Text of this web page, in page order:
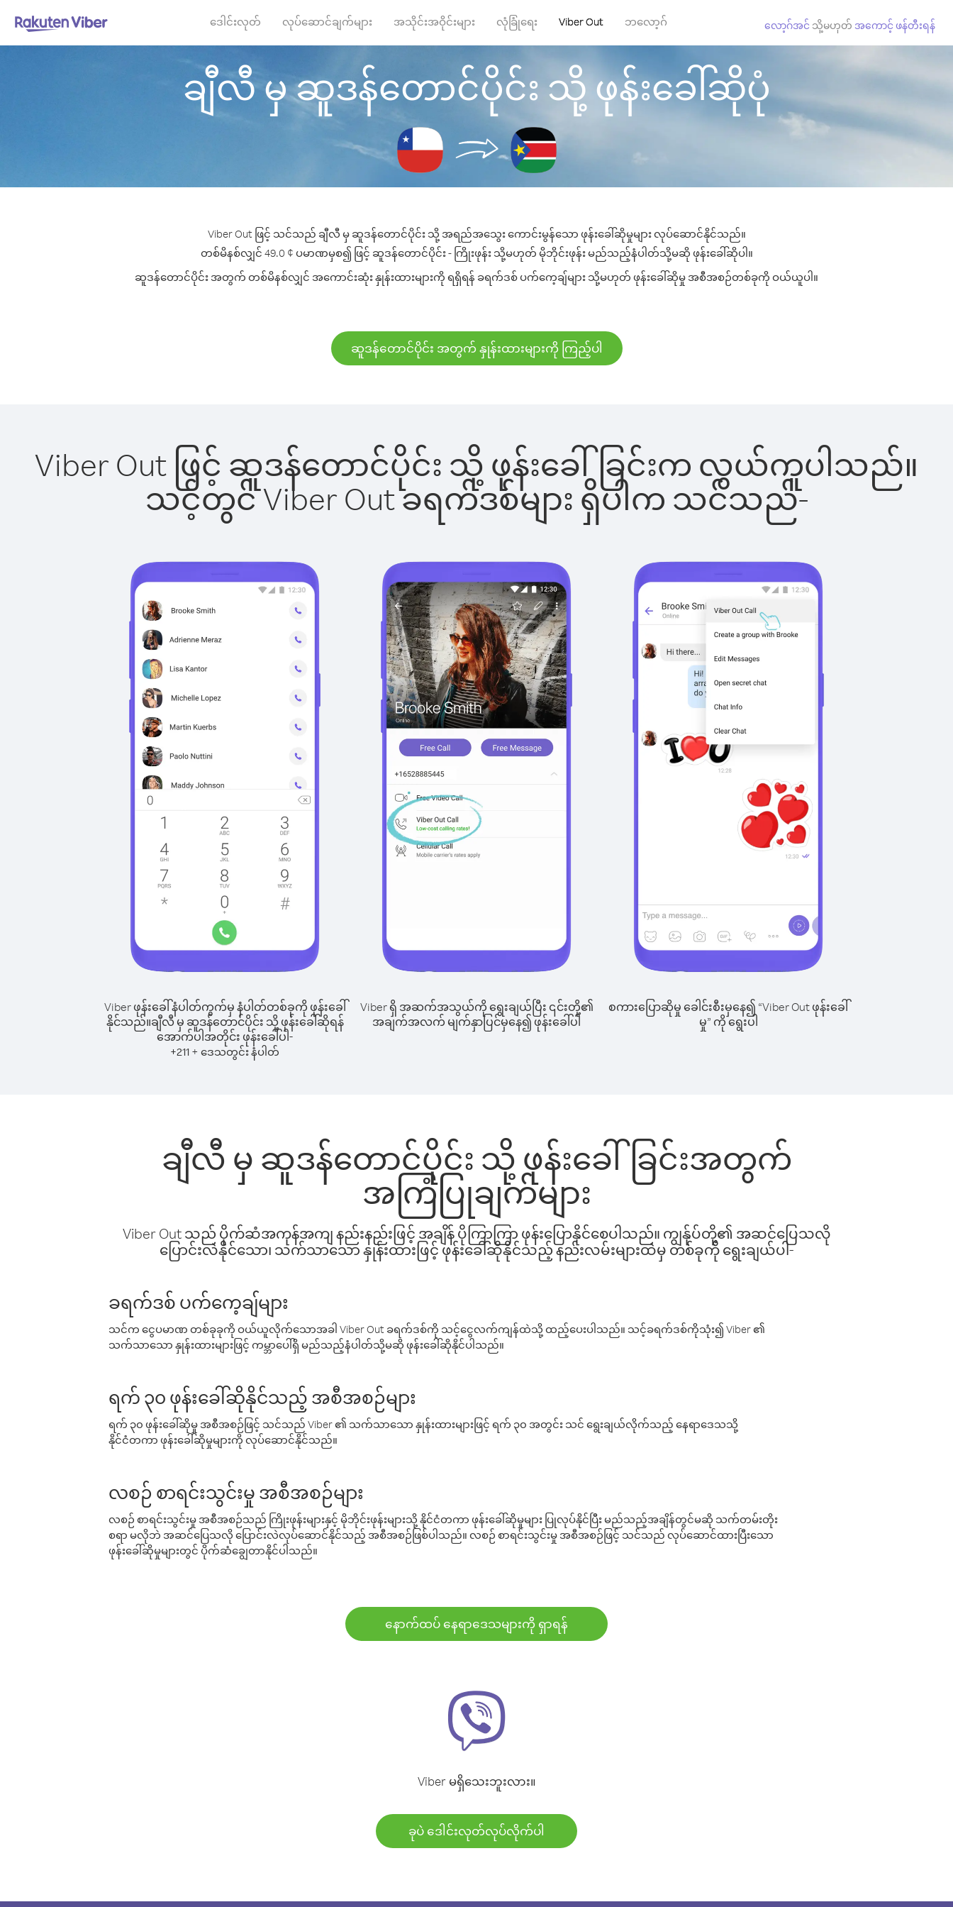
ဒေါင်းလုတ် လုပ်ဆောင်ချက်များ အသိုင်းအဝိုင်းများ လုံခြုံရေး Viber Out ဘလော့ဂ် လော့ဂ်အင် သို့မဟုတ် အကောင့် ဖန်တီးရန်
ချီလီ မှ ဆူဒန်တောင်ပိုင်း သို့ ဖုန်းခေါ်ဆိုပုံ
Viber Out ဖြင့် သင်သည် ချီလီ မှ ဆူဒန်တောင်ပိုင်း သို့ အရည်အသွေး ကောင်းမွန်သော ဖုန်းခေါ်ဆိုမှုများ လုပ်ဆောင်နိုင်သည်။
တစ်မိနစ်လျှင် 49.0 ¢ ပမာဏမှစ၍ ဖြင့် ဆူဒန်တောင်ပိုင်း - ကြိုးဖုန်း သို့မဟုတ် မိုဘိုင်းဖုန်း မည်သည့်နံပါတ်သို့မဆို ဖုန်းခေါ်ဆိုပါ။
ဆူဒန်တောင်ပိုင်း အတွက် တစ်မိနစ်လျှင် အကောင်းဆုံး နှုန်းထားများကို ရရှိရန် ခရက်ဒစ် ပက်ကေ့ချ်များ သို့မဟုတ် ဖုန်းခေါ်ဆိုမှု အစီအစဉ်တစ်ခုကို ဝယ်ယူပါ။
ဆူဒန်တောင်ပိုင်း အတွက် နှုန်းထားများကို ကြည့်ပါ
Viber Out ဖြင့် ဆူဒန်တောင်ပိုင်း သို့ ဖုန်းခေါ်ခြင်းက လွယ်ကူပါသည်။
သင့်တွင် Viber Out ခရက်ဒစ်များ ရှိပါက သင်သည်-
Viber ဖုန်းခေါ်နံပါတ်ကွက်မှ နံပါတ်တစ်ခုကို ဖုန်းခေါ်
နိုင်သည်။ချီလီ မှ ဆူဒန်တောင်ပိုင်း သို့ ဖုန်းခေါ်ဆိုရန်
အောက်ပါအတိုင်း ဖုန်းခေါ်ပါ-
+211 + ဒေသတွင်း နံပါတ်
Viber ရှိ အဆက်အသွယ်ကို ရွေးချယ်ပြီး ၎င်းတို့၏
အချက်အလက် မျက်နှာပြင်မှနေ၍ ဖုန်းခေါ်ပါ
စကားပြောဆိုမှု ခေါင်းစီးမှနေ၍ “Viber Out ဖုန်းခေါ်
မှု” ကို ရွေးပါ
ချီလီ မှ ဆူဒန်တောင်ပိုင်း သို့ ဖုန်းခေါ်ခြင်းအတွက်
အကြံပြုချက်များ
Viber Out သည် ပိုက်ဆံအကုန်အကျ နည်းနည်းဖြင့် အချိန် ပိုကြာကြာ ဖုန်းပြောနိုင်စေပါသည်။ ကျွန်ုပ်တို့၏ အဆင်ပြေသလို
ပြောင်းလဲနိုင်သော၊ သက်သာသော နှုန်းထားဖြင့် ဖုန်းခေါ်ဆိုနိုင်သည့် နည်းလမ်းများထဲမှ တစ်ခုကို ရွေးချယ်ပါ-
ခရက်ဒစ် ပက်ကေ့ချ်များ
သင်က ငွေပမာဏ တစ်ခုခုကို ဝယ်ယူလိုက်သောအခါ Viber Out ခရက်ဒစ်ကို သင့်ငွေလက်ကျန်ထဲသို့ ထည့်ပေးပါသည်။ သင့်ခရက်ဒစ်ကိုသုံး၍ Viber ၏
သက်သာသော နှုန်းထားများဖြင့် ကမ္ဘာပေါ်ရှိ မည်သည့်နံပါတ်သို့မဆို ဖုန်းခေါ်ဆိုနိုင်ပါသည်။
ရက် ၃၀ ဖုန်းခေါ်ဆိုနိုင်သည့် အစီအစဉ်များ
ရက် ၃၀ ဖုန်းခေါ်ဆိုမှု အစီအစဉ်ဖြင့် သင်သည် Viber ၏ သက်သာသော နှုန်းထားများဖြင့် ရက် ၃၀ အတွင်း သင် ရွေးချယ်လိုက်သည့် နေရာဒေသသို့
နိုင်ငံတကာ ဖုန်းခေါ်ဆိုမှုများကို လုပ်ဆောင်နိုင်သည်။
လစဉ် စာရင်းသွင်းမှု အစီအစဉ်များ
လစဉ် စာရင်းသွင်းမှု အစီအစဉ်သည် ကြိုးဖုန်းများနှင့် မိုဘိုင်းဖုန်းများသို့ နိုင်ငံတကာ ဖုန်းခေါ်ဆိုမှုများ ပြုလုပ်နိုင်ပြီး မည်သည့်အချိန်တွင်မဆို သက်တမ်းတိုး
စရာ မလိုဘဲ အဆင်ပြေသလို ပြောင်းလဲလုပ်ဆောင်နိုင်သည့် အစီအစဉ်ဖြစ်ပါသည်။ လစဉ် စာရင်းသွင်းမှု အစီအစဉ်ဖြင့် သင်သည် လုပ်ဆောင်ထားပြီးသော
ဖုန်းခေါ်ဆိုမှုများတွင် ပိုက်ဆံချွေတာနိုင်ပါသည်။
နောက်ထပ် နေရာဒေသများကို ရှာရန်
Viber မရှိသေးဘူးလား။
ခုပဲ ဒေါင်းလုတ်လုပ်လိုက်ပါ